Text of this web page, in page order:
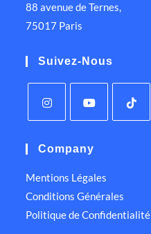
88 avenue de Ternes,
75017 Paris
Suivez-Nous
Company
Mentions Légales
Conditions Générales
Politique de Confidentialité